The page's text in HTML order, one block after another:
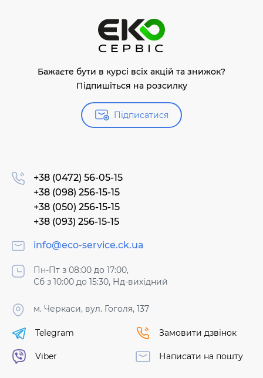
Бажаєте бути в курсі всіх акцій та знижок?
Підпишіться на розсилку
Підписатися
+38 (0472) 56-05-15
+38 (098) 256-15-15
+38 (050) 256-15-15
+38 (093) 256-15-15
info@eco-service.ck.ua
Пн-Пт з 08:00 до 17:00,
Сб з 10:00 до 15:30, Нд-вихідний
м. Черкаси, вул. Гоголя, 137
Telegram
Viber
Замовити дзвінок
Написати на пошту